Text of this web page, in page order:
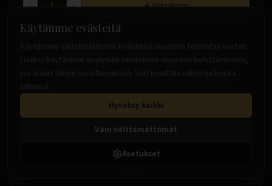
Ostoskoriin
Käytämme evästeitä
Käytämme välttämättömiä evästeitä sivuston toimintaa varten.
Lisäksi käytämme analytiikkaevästeitä sivuston kehittämiseen,
jos annat siihen suostumuksen. Voit muuttaa valintoja koska
tahansa.
Hyväksy kaikki
Vain välttämättömät
Asetukset